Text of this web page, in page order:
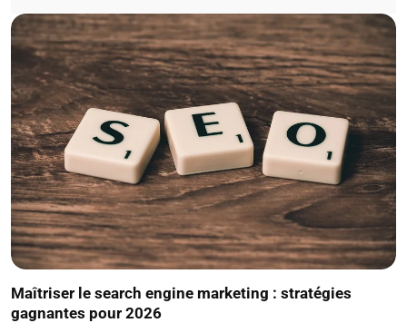
Maîtriser le search engine marketing : stratégies
gagnantes pour 2026